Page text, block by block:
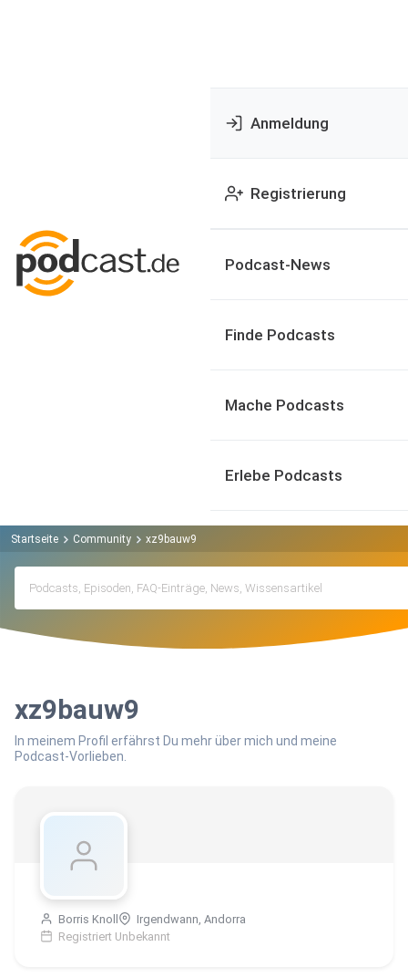
Anmeldung
Registrierung
Podcast-News
Finde Podcasts
Mache Podcasts
Erlebe Podcasts
Startseite Community xz9bauw9
xz9bauw9
In meinem Profil erfährst Du mehr über mich und meine
Podcast-Vorlieben.
Borris Knoll
Irgendwann, Andorra
Registriert Unbekannt